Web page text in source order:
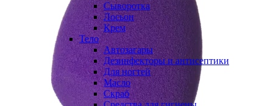
Сыворотка
Лосьон
Крем
Тело
Автозагары
Дезинфекторы и антисептики
Для ногтей
Масло
Скраб